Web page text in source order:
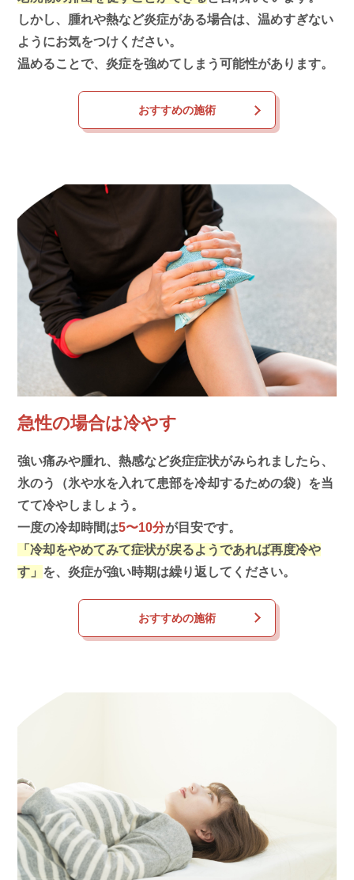
しかし、腫れや熱など炎症がある場合は、温めすぎない
ようにお気をつけください。
温めることで、炎症を強めてしまう可能性があります。
おすすめの施術
急性の場合は冷やす
強い痛みや腫れ、熱感など炎症症状がみられましたら、
氷のう（氷や水を入れて患部を冷却するための袋）を当
てて冷やしましょう。
一度の冷却時間は5〜10分が目安です。
「冷却をやめてみて症状が戻るようであれば再度冷や
す」 を、炎症が強い時期は繰り返してください。
おすすめの施術